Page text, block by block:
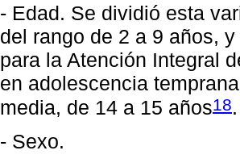
- Edad. Se dividió esta
del rango de 2 a 9 años,
para la Atención Integral
en adolescencia
media, de 14 a 15 años18.
- Sexo.